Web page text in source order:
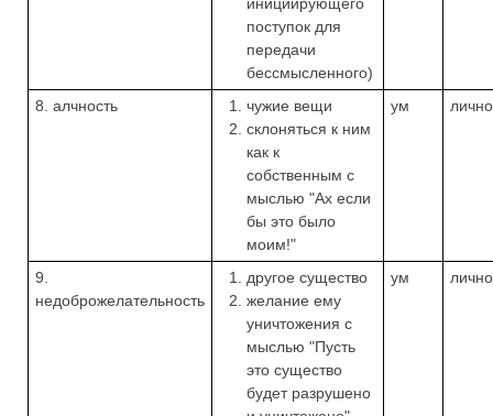
поступок для
передачи
бессмысленного)
8. алчность
чужие вещи
склоняться к ним
как к
собственным с
мыслью "Ах если
бы это было
моим!"
ум лично
9.
недоброжелательность
другое существо
желание ему
уничтожения с
мыслью "Пусть
это существо
будет разрушено
ум лично